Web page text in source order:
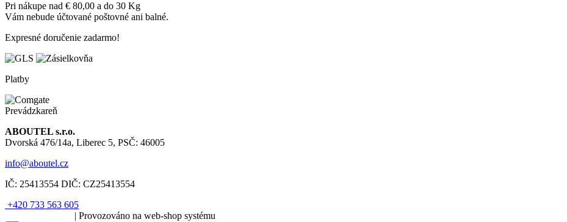
Pri nákupe nad € 80,00 a do 30 Kg
Vám nebude účtované poštovné ani balné.
Expresné doručenie zadarmo!
Platby
Prevádzkareň
ABOUTEL s.r.o.
Dvorská 476/14a, Liberec 5, PSČ: 46005
info@aboutel.cz
IČ: 25413554 DIČ: CZ25413554
+420 733 563 605
| Provozováno na web-shop systému